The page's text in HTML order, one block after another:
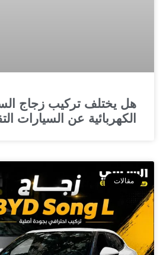
هل يختلف تركيب زجاج
الكهربائية عن السيارات
مقالات